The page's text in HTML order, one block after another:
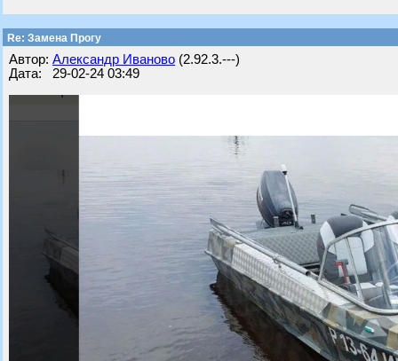
Re: Замена Прогу
Автор: Александр Иваново (2.92.3.---)
Дата: 29-02-24 03:49